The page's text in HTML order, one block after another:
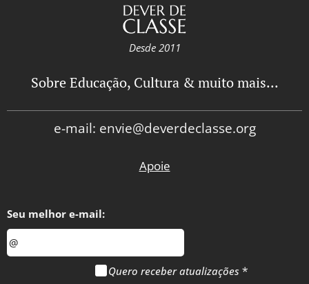
qualidade sem
professores
valorizados"
Desde 2011
Sobre Educação, Cultura & muito mais...
e-mail: envie@deverdeclasse.org
Apoie
Seu melhor e-mail:
Quero receber atualizações